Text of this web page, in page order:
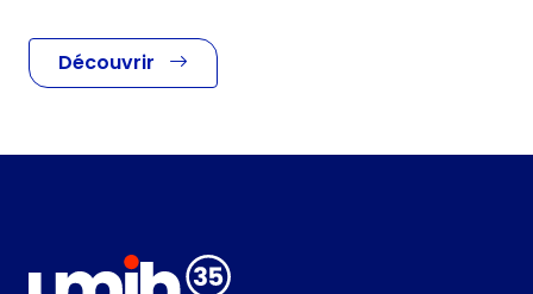
Découvrir